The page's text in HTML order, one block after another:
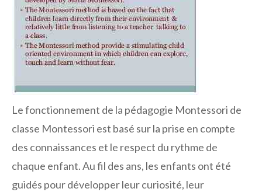
Le fonctionnement de la pédagogie Montessori de
classe Montessori est basé sur la prise en compte
des connaissances et le respect du rythme de
chaque enfant. Au fil des ans, les enfants ont été
guidés pour développer leur curiosité, leur